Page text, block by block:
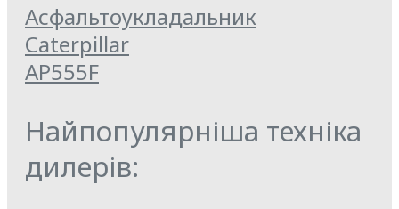
Асфальтоукладальник
Caterpillar
AP555F
Найпопулярніша техніка
дилерів: